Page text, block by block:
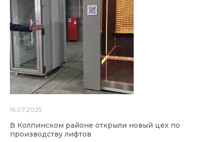
16.07.2025
В Колпинском районе открыли новый цех по
производству лифтов